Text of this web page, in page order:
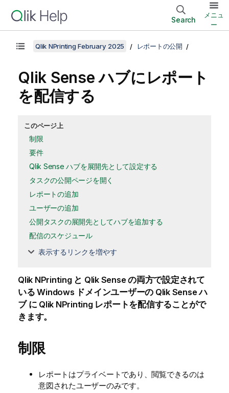
Search
メニュ
ー
Qlik NPrinting February 2025 レポートの公開
Qlik Senseハブにレポート
を配信する
このページ上
制限
要件
Qlik Sense ハブを展開先として設定する
タスクの公開ページを開く
レポートの追加
ユーザーの追加
公開タスクの展開先としてハブを追加する
配信のスケジュール
表示するリンクを増やす
Qlik NPrintingと Qlik Senseの両方で設定されて
いる Windows ドメインユーザーの Qlik Senseハ
ブ に Qlik NPrintingレポートを配信することがで
きます。
制限
レポートはプライベートであり、閲覧できるのは
意図されたユーザーのみです。